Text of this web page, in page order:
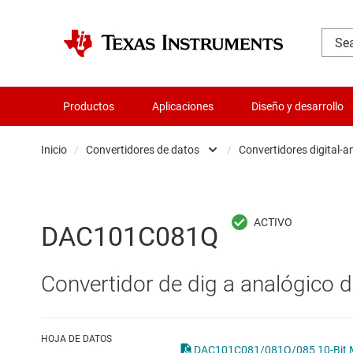
Productos Aplicaciones Diseño y desarrollo
Inicio / Convertidores de datos
Audio, háptica y piezoeléctrica
/ Convertidores digital-
DAC101C081Q
Convertidor de dig a analógico
HOJA DE DATOS
DAC101C081/081Q/085 10-Bit